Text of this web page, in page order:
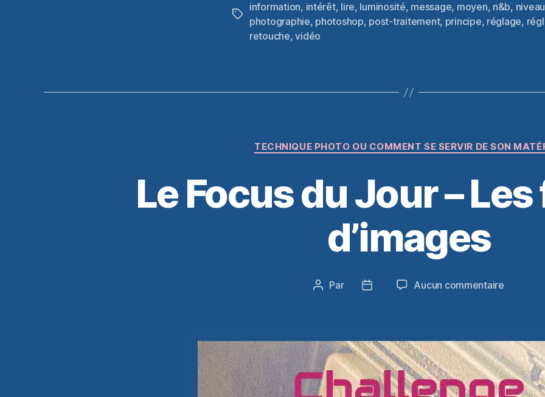
Étiquettes
information, intérêt, lire, luminosité, message, moyen, n&b, niveau
photographie, photoshop, post-traitement, principe, réglage,
retouche,vidéo
Catégories
TECHNIQUE PHOTO OU COMMENT SE SERVIR DE SON
Le Focus du Jour –
d’images
Auteur
Par
Date
Aucun commentairesur
Jour
–
Les
formats